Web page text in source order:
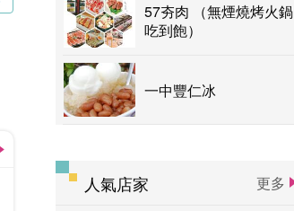
57夯肉 （無煙燒烤火鍋
吃到飽）
一中豐仁冰
人氣店家 更多